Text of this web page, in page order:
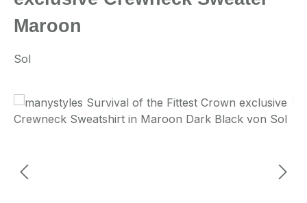
Maroon
Sol
Bildergalerie überspringen